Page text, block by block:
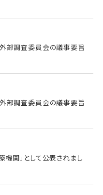
部調査委員会の議事要旨
部調査委員会の議事要旨
関」として公表されまし